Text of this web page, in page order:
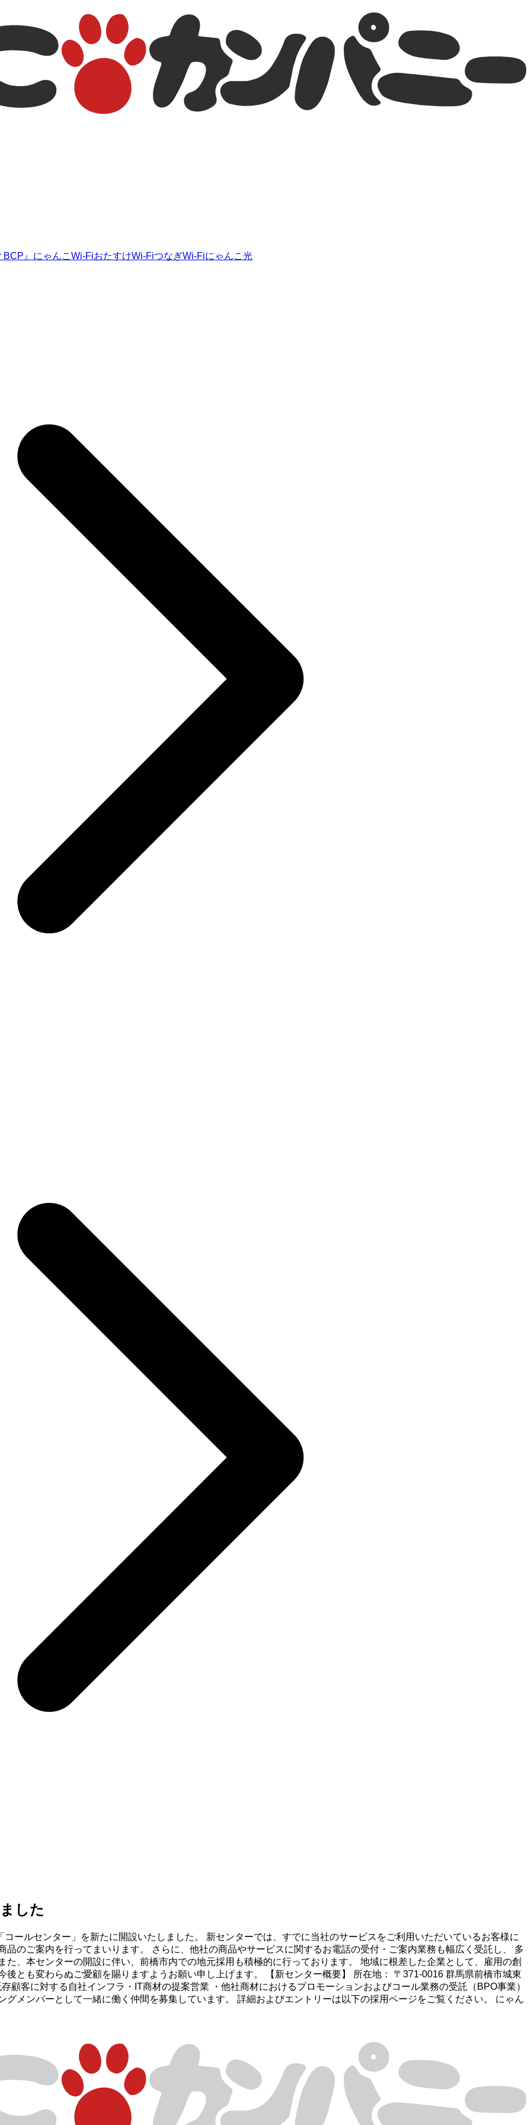
』 にゃんこWi-FiおたすけWi-FiつなぎWi-Fiにゃんこ光
した
ールセンター」を新たに開設いたしました。 新センターでは、すでに当社のサービスをご利用いただいているお客様に
のご案内を行ってまいります。 さらに、他社の商品やサービスに関するお電話の受付・ご案内業務も幅広く受託し、 多
、本センターの開設に伴い、前橋市内での地元採用も積極的に行っております。 地域に根差した企業として、雇用の創
とも変わらぬご愛顧を賜りますようお願い申し上げます。 【新センター概要】 所在地： 〒371-0016 群馬県前橋市城東
顧客に対する自社インフラ・IT商材の提案営業 ・他社商材におけるプロモーションおよびコール業務の受託（BPO事業）
メンバーとして一緒に働く仲間を募集しています。 詳細およびエントリーは以下の採用ページをご覧ください。 にゃん